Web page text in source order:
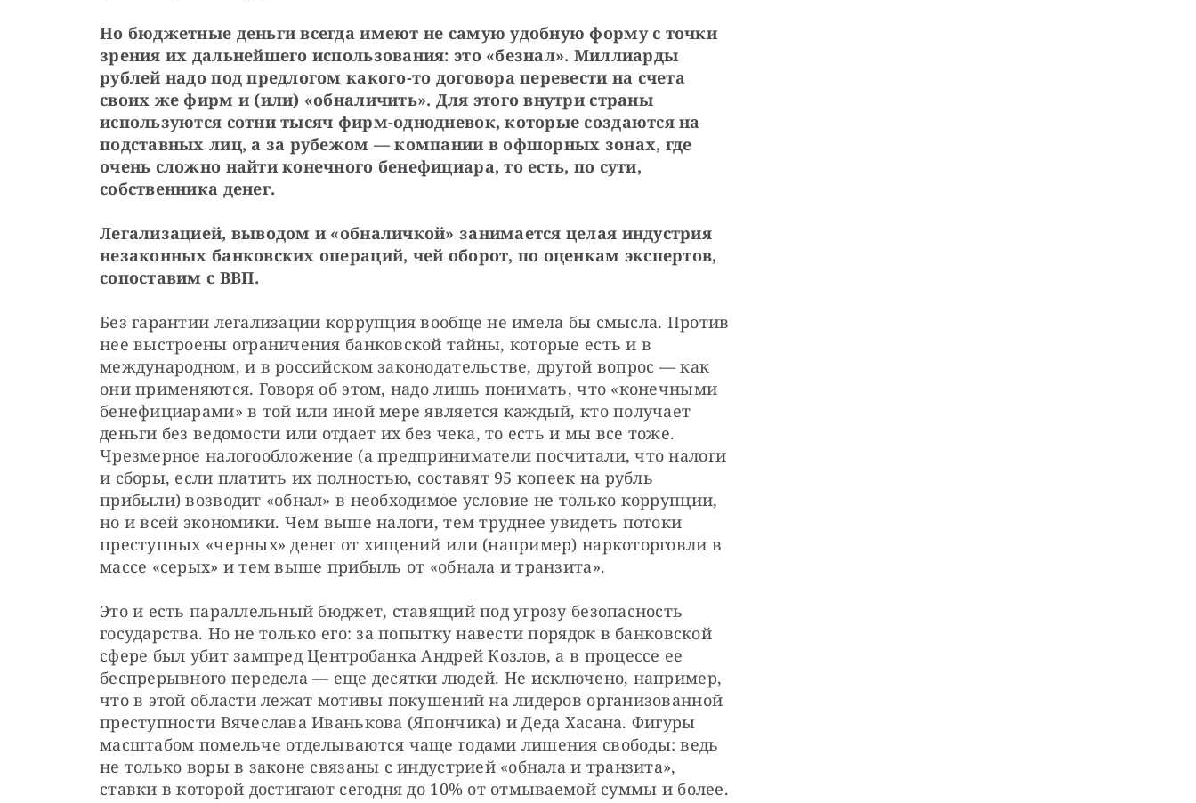
Но бюджетные деньги всегда имеют не самую удобную форму с точки
зрения их дальнейшего использования: это «безнал». Миллиарды
рублей надо под предлогом какого-то договора перевести на счета
своих же фирм и (или) «обналичить». Для этого внутри страны
используются сотни тысяч фирм-однодневок, которые создаются на
подставных лиц, а за рубежом — компании в офшорных зонах, где
очень сложно найти конечного бенефициара, то есть, по сути,
собственника денег.
Легализацией, выводом и «обналичкой» занимается целая индустрия
незаконных банковских операций, чей оборот, по оценкам экспертов,
сопоставим с ВВП.
Без гарантии легализации коррупция вообще не имела бы смысла. Против
нее выстроены ограничения банковской тайны, которые есть и в
международном, и в российском законодательстве, другой вопрос — как
они применяются. Говоря об этом, надо лишь понимать, что «конечными
бенефициарами» в той или иной мере является каждый, кто получает
деньги без ведомости или отдает их без чека, то есть и мы все тоже.
Чрезмерное налогообложение (а предприниматели посчитали, что налоги
и сборы, если платить их полностью, составят 95 копеек на рубль
прибыли) возводит «обнал» в необходимое условие не только коррупции,
но и всей экономики. Чем выше налоги, тем труднее увидеть потоки
преступных «черных» денег от хищений или (например) наркоторговли в
массе «серых» и тем выше прибыль от «обнала и транзита».
Это и есть параллельный бюджет, ставящий под угрозу безопасность
государства. Но не только его: за попытку навести порядок в банковской
сфере был убит зампред Центробанка Андрей Козлов, а в процессе ее
беспрерывного передела — еще десятки людей. Не исключено, например,
что в этой области лежат мотивы покушений на лидеров организованной
преступности Вячеслава Иванькова (Япончика) и Деда Хасана. Фигуры
масштабом помельче отделываются чаще годами лишения свободы: ведь
не только воры в законе связаны с индустрией «обнала и транзита»,
ставки в которой достигают сегодня до 10% от отмываемой суммы и более.